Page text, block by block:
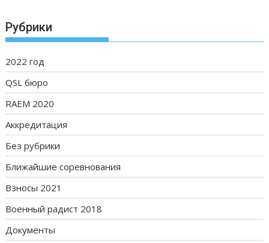
Рубрики
2022 год
QSL бюро
RAEM 2020
Аккредитация
Без рубрики
Ближайшие соревнования
Взносы 2021
Военный радист 2018
Документы